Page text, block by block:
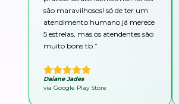
são maravilhosos! só de ter um
atendimento humano já merece
5 estrelas, mas os atendentes são
muito bons tb.”
Daiane Jades
via Google Play Store